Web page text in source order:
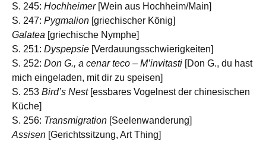
S. 245: Hochheimer[Wein aus Hochheim/Main]
S. 247: Pygmalion [griechischer König]
Galatea [griechische Nymphe]
S. 251: Dyspepsie [Verdauungsschwierigkeiten]
S. 252: Don G., a cenar teco – M’invitasti [Don G., du hast
mich eingeladen, mit dir zu speisen]
S. 253 Bird’s Nest[essbares Vogelnest der chinesischen
Küche]
S. 256: Transmigration [Seelenwanderung]
Assisen [Gerichtssitzung, Art Thing]